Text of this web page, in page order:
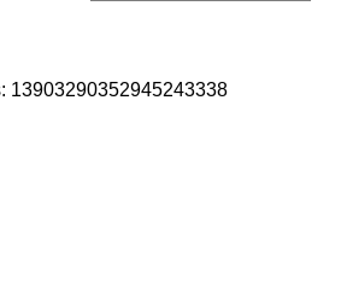
13903290352945243338